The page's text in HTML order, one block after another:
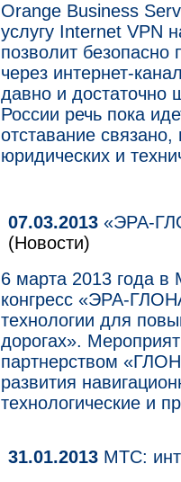
Orange Business
услугу Internet VPN
позволит безопасно
через интернет-
давно и достаточно
России речь пока
отставание
юридических и
07.03.2013 «ЭРА-
(Новости)
6 марта 2013 года
конгресс «ЭРА-
технологии для
дорогах».
партнерством
развития
технологические и
31.01.2013 МТС: